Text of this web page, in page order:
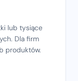
lub tysiące
Dla firm
produktów.